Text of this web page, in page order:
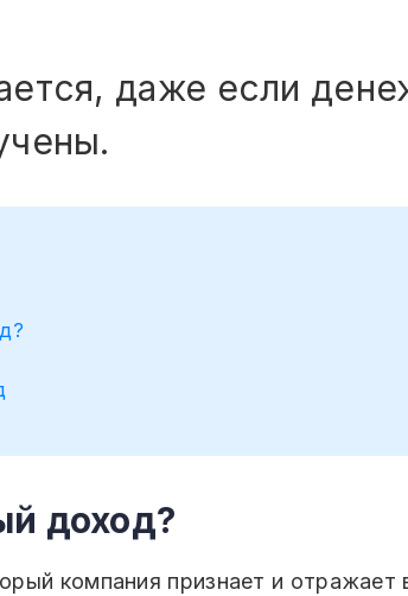
даже если
доход?
компания признает и отражает